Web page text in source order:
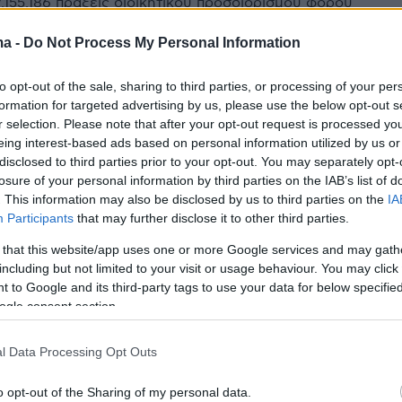
- Do Not Process My Personal Information
opt-out of the sale, sharing to third parties, or processing of your
for targeted advertising by us, please use the below opt-out
selection. Please note that after your opt-out request is processed
interest-based ads based on personal information utilized by us
to third parties prior to your opt-out. You may separately
of your personal information by third parties on the IAB’s list of
This information may also be disclosed by us to third parties on the
Participants that may further disclose it to other third parties.
that this website/app uses one or more Google services and may
but not limited to your visit or usage behaviour. You may
to Google and its third-party tags to use your data for below
consent section.
Data Processing Opt Outs
opt-out of the Sharing of my personal data.
Δημόσιο: Ενσωμάτωση
του εξωδικαστικού στο
δόσεων γίνεται χρησιμοποιώντας την Ταυτότητα
Οφειλής, η οποία παραμένει η ίδια καθ’ όλη τη
ρύθμισης, μέχρι την πλήρη εξόφληση
υποχρεώσεις μέχρι το